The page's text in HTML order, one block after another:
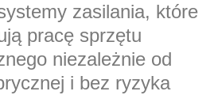
zasilania, które
pracę sprzętu
niezależnie od
i bez ryzyka